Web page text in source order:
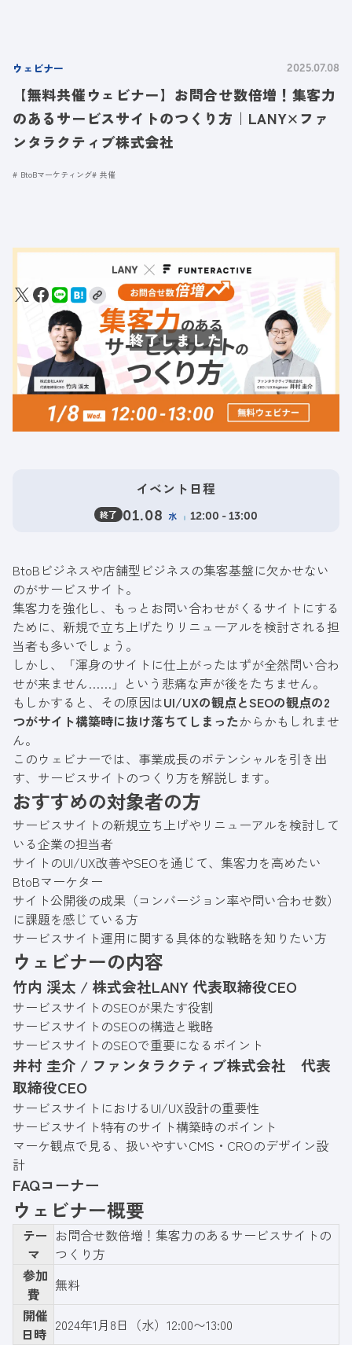
ウェビナー 2025.07.08
【無料共催ウェビナー】お問合せ数倍増！集客力
のあるサービスサイトのつくり方｜LANY×ファ
ンタラクティブ株式会社
BtoBマーケティング 共催
イベント日程
終了 01.08 水 12:00 - 13:00
BtoBビジネスや店舗型ビジネスの集客基盤に欠かせない
のがサービスサイト。
集客力を強化し、もっとお問い合わせがくるサイトにする
ために、新規で立ち上げたりリニューアルを検討される担
当者も多いでしょう。
しかし、「渾身のサイトに仕上がったはずが全然問い合わ
せが来ません……」という悲痛な声が後をたちません。
もしかすると、その原因はUI/UXの観点とSEOの観点の2
つがサイト構築時に抜け落ちてしまったからかもしれませ
ん。
このウェビナーでは、事業成長のポテンシャルを引き出
す、サービスサイトのつくり方を解説します。
おすすめの対象者の方
サービスサイトの新規立ち上げやリニューアルを検討して
いる企業の担当者
サイトのUI/UX改善やSEOを通じて、集客力を高めたい
BtoBマーケター
サイト公開後の成果（コンバージョン率や問い合わせ数）
に課題を感じている方
サービスサイト運用に関する具体的な戦略を知りたい方
ウェビナーの内容
竹内 渓太 / 株式会社LANY 代表取締役CEO
サービスサイトのSEOが果たす役割
サービスサイトのSEOの構造と戦略
サービスサイトのSEOで重要になるポイント
井村 圭介 / ファンタラクティブ株式会社 代表
取締役CEO
サービスサイトにおけるUI/UX設計の重要性
サービスサイト特有のサイト構築時のポイント
マーケ観点で見る、扱いやすいCMS・CROのデザイン設
計
FAQコーナー
ウェビナー概要
テー
マ
お問合せ数倍増！集客力のあるサービスサイトの
つくり方
参加
費
無料
開催
日時 2024年1月8日（水）12:00〜13:00